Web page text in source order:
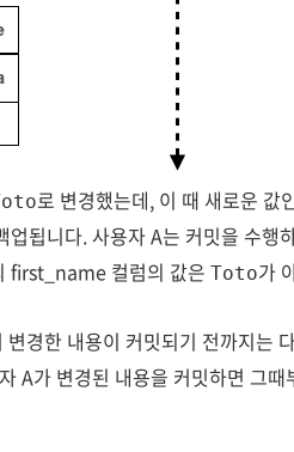
로 변경했는데, 이 때 새로운 값
업됩니다. 사용자 A는 커밋을 수행
first_name 컬럼의 값은 Toto가
경한 내용이 커밋되기 전까지는
A가 변경된 내용을 커밋하면 그때